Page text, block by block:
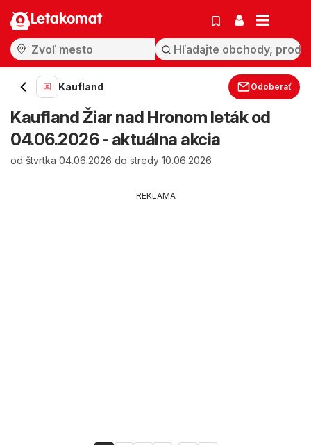
Letakomat
Kaufland Odoberať
Kaufland Žiar nad Hronom leták od
04.06.2026 - aktuálna akcia
od štvrtka 04.06.2026 do stredy 10.06.2026
REKLAMA